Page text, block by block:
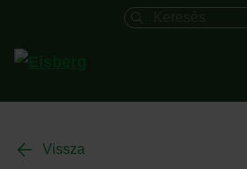
Keresés mező
Vissza